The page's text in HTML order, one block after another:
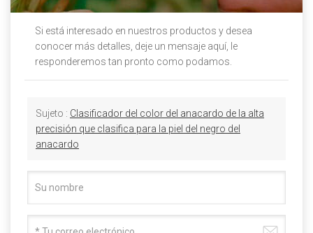
Si está interesado en nuestros productos y desea
conocer más detalles, deje un mensaje aquí, le
responderemos tan pronto como podamos.
Sujeto : Clasificador del color del anacardo de la alta
precisión que clasifica para la piel del negro del
anacardo